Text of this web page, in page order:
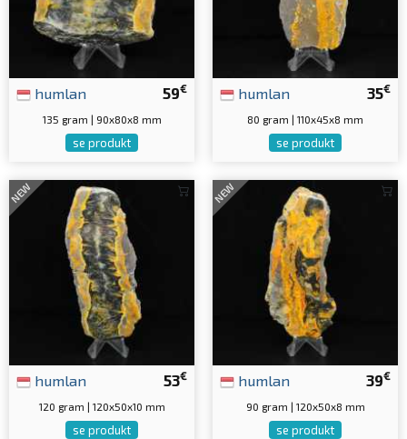
59€
humlan
135 gram | 90x80x8 mm
se produkt
35€
humlan
80 gram | 110x45x8 mm
se produkt
NEW
53€
humlan
120 gram | 120x50x10 mm
se produkt
NEW
39€
humlan
90 gram | 120x50x8 mm
se produkt